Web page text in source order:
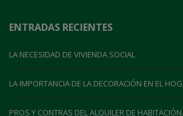
ENTRADAS RECIENTES
LA NECESIDAD DE VIVIENDA SOCIAL
LA IMPORTANCIA DE LA DECORACIÓN EN EL
PROS Y CONTRAS DEL ALQUILER DE HABITACIÓN.